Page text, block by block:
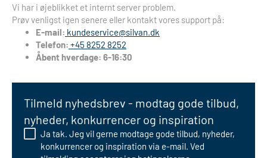
Vi har i øjeblikket et internt server problem.
Prøv venligst igen senere eller kontakt vores support på:
E-mail: kundeservice@silvan.dk
Telefon: +45 8252 8252
Åbent hverdage: 6-16:30
Tilmeld nyhedsbrev - modtag gode tilbud,
nyheder, konkurrencer og inspiration
Ja tak. Jeg vil gerne modtage gode tilbud, nyheder,
konkurrencer og inspiration via e-mail. Ved